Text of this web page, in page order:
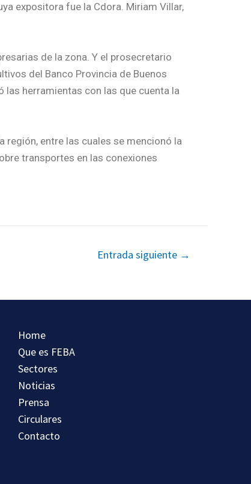
expositora fue la Cdora. Miriam Villar,
de la zona. Y el prosecretario
del Banco Provincia de Buenos
las herramientas con las que cuenta la
región, entre las cuales se mencionó la
transportes en las conexiones
Entrada siguiente →
Home
Que es FEBA
Sectores
Noticias
Prensa
Circulares
Contacto